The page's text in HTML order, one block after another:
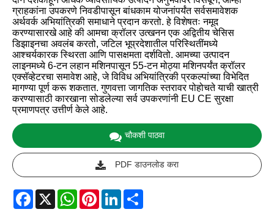
ग्राहकांना उपकरणे निवडीपासून बांधकाम योजनांपर्यंत सर्वसमावेशक
अर्थवर्क अभियांत्रिकी समाधाने प्रदान करतो. हे विशेषतः नमूद
करण्यासारखे आहे की आमचा क्रॉलर उत्खनन एक अद्वितीय चेसिस
डिझाइनचा अवलंब करतो, जटिल भूप्रदेशातील परिस्थितींमध्ये
आश्चर्यकारक स्थिरता आणि पासक्षमता दर्शवितो. आमच्या उत्पादन
लाइनमध्ये 6-टन लहान मशिनपासून 55-टन मोठ्या मशिनपर्यंत क्रॉलर
एक्सॅव्हेटरचा समावेश आहे, जे विविध अभियांत्रिकी प्रकल्पांच्या विभेदित
मागण्या पूर्ण करू शकतात. गुणवत्ता जागतिक स्तरावर पोहोचते याची खात्री
करण्यासाठी कारखाना सोडलेल्या सर्व उपकरणांनी EU CE सुरक्षा
प्रमाणपत्र उत्तीर्ण केले आहे.
चौकशी पाठवा
PDF डाउनलोड करा
Facebook
X WhatsApp
PinterestLinkedIn